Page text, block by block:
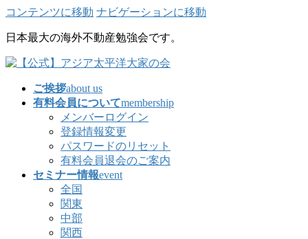
コンテンツに移動 ナビゲーションに移動
日本最大の海外不動産勉強会です。
ご挨拶about us
有料会員についてmembership
メンバーログイン
登録情報変更
パスワードのリセット
有料会員退会のご案内
セミナー情報event
全国
関東
中部
関西